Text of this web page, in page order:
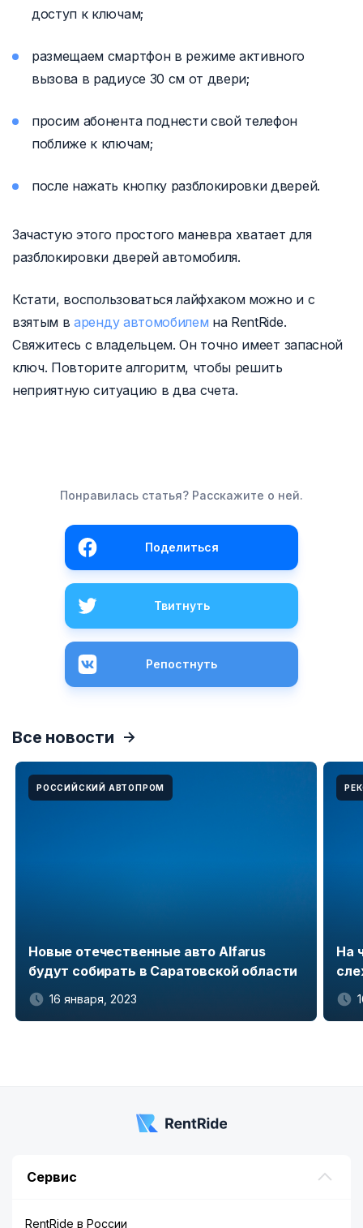
доступ к ключам;
размещаем смартфон в режиме активного
вызова в радиусе 30 см от двери;
просим абонента поднести свой телефон
поближе к ключам;
после нажать кнопку разблокировки дверей.
Зачастую этого простого маневра хватает для
разблокировки дверей автомобиля.
Кстати, воспользоваться лайфхаком можно и с
взятым варенду автомобилем на RentRide.
Свяжитесь с владельцем. Он точно имеет запасной
ключ. Повторите алгоритм, чтобы решить
неприятную ситуацию в два счета.
Понравилась статья? Расскажите о ней.
Поделиться
Твитнуть
Репостнуть
Все новости
РОССИЙСКИЙ АВТОПРОМ
Новые отечественные авто Alfarus
будут собирать в Саратовской области
16 января, 2023
На
Сервис
RentRide в России